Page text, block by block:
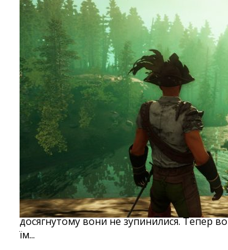
Гравці «Нового світу» навчилися
Раніше гравці «Нового світу» знайшли
досягнутому вони не зупинилися. Тепер
їм...